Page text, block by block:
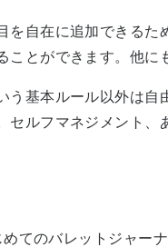
自在に追加できる
とができます。他
基本ルール以外は
セルフマネジメント
てのバレットジャー